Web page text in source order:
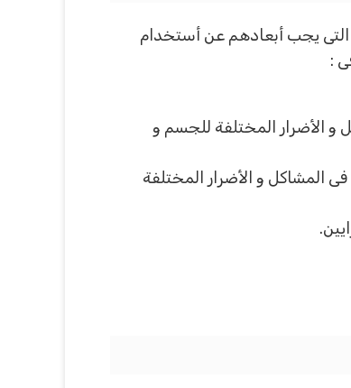
يجب أبعادهم عن أستخدام
:
الأضرار المختلفة للجسم و
المشاكل و الأضرار المختلفة